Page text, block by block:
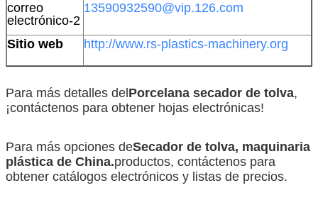
correo
electrónico-2
13590932590@vip.126.com
Sitio web http://www.rs-plastics-machinery.org
Para más detalles del Porcelana secador de tolva,
¡contáctenos para obtener hojas electrónicas!
Para más opciones deSecador de tolva, maquinaria
plástica de China.productos, contáctenos para
obtener catálogos electrónicos y listas de precios.